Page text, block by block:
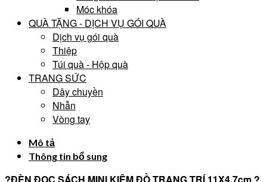
Móc khóa
QUÀ TẶNG - DỊCH VỤ GÓI QUÀ
Dịch vụ gói quà
Thiệp
Túi quà - Hộp quà
TRANG SỨC
Dây chuyền
Nhẫn
Vòng tay
Mô tả
Thông tin bổ sung
?ĐÈN ĐỌC SÁCH MINI KIÊM ĐỒ TRANG TRÍ 11X4,7cm ?